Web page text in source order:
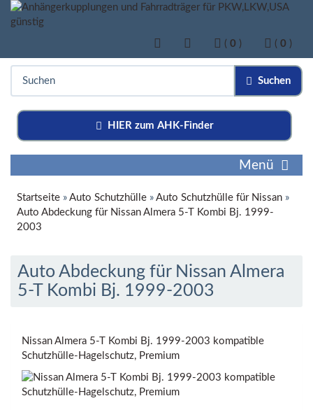
( 0 ) ( 0 )
Suchen
HIER zum AHK-Finder
Menü
Startseite » Auto Schutzhülle » Auto Schutzhülle für Nissan »
Auto Abdeckung für Nissan Almera 5-T Kombi Bj. 1999-
2003
Auto Abdeckung für Nissan Almera
5-T Kombi Bj. 1999-2003
Nissan Almera 5-T Kombi Bj. 1999-2003 kompatible
Schutzhülle-Hagelschutz, Premium